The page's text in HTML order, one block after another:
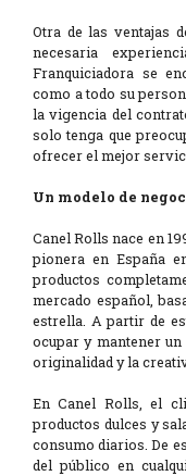
Otra de las ventajas
necesaria
Franquiciadora se
como a todo su
la vigencia del
solo tenga que
ofrecer el mejor
Un modelo de
Canel Rolls nace en
pionera en España
productos
mercado español,
estrella. A partir de
ocupar y mantener
originalidad y la
En Canel Rolls, el
productos dulces y
consumo diarios. De
del público en